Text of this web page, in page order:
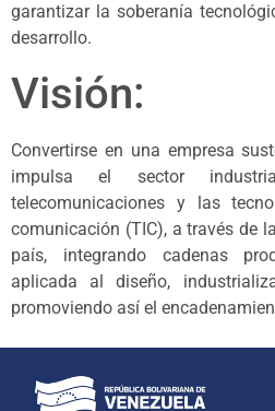
garantizar la soberanía
desarrollo.
Visión:
Convertirse en una empresa
impulsa el sector
telecomunicaciones y las
comunicación (TIC), a través de
país, integrando cadenas
aplicada al diseño,
promoviendo así el